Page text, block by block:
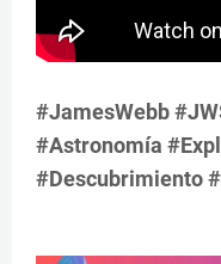
#JamesWebb
#Astronomía
#Descubrimiento